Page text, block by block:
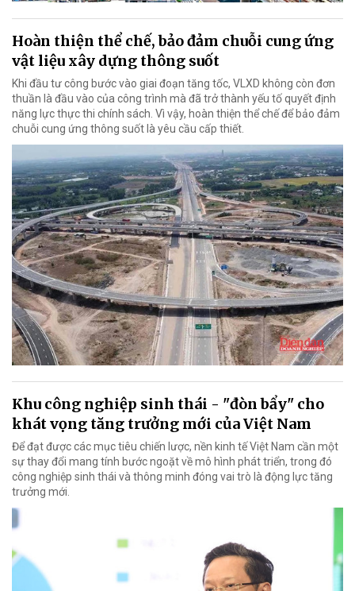
Hoàn thiện thể chế, bảo đảm chuỗi cung ứng
vật liệu xây dựng thông suốt
Khi đầu tư công bước vào giai đoạn tăng tốc, VLXD không còn đơn
thuần là đầu vào của công trình mà đã trở thành yếu tố quyết định
năng lực thực thi chính sách. Vì vậy, hoàn thiện thể chế để bảo đảm
chuỗi cung ứng thông suốt là yêu cầu cấp thiết.
Khu công nghiệp sinh thái - "đòn bẩy" cho
khát vọng tăng trưởng mới của Việt Nam
Để đạt được các mục tiêu chiến lược, nền kinh tế Việt Nam cần một
sự thay đổi mang tính bước ngoặt về mô hình phát triển, trong đó
công nghiệp sinh thái và thông minh đóng vai trò là động lực tăng
trưởng mới.